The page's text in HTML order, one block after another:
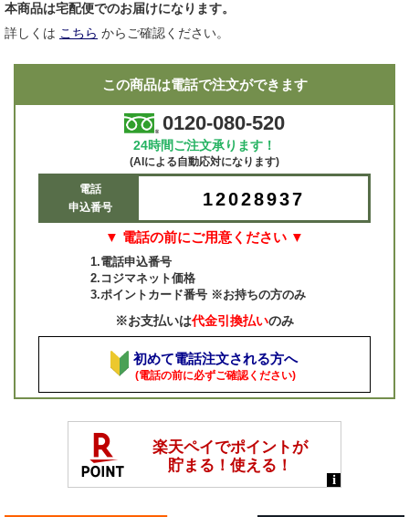
本商品は宅配便でのお届けになります。
詳しくは こちら からご確認ください。
この商品は電話で注文ができます
0120-080-520
24時間ご注文承ります！
(AIによる自動応対になります)
電話
申込番号
12028937
▼ 電話の前にご用意ください ▼
1.電話申込番号
2.コジマネット価格
3.ポイントカード番号 ※お持ちの方のみ
※お支払いは代金引換払いのみ
初めて電話注文される方へ
(電話の前に必ずご確認ください)